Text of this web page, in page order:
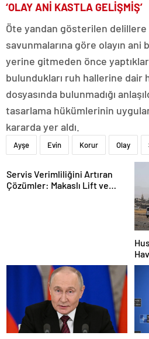
‘OLAY ANİ KASTLA GELİŞMİŞ’
Öte yandan gösterilen delillere
savunmalarına göre olayın
yerine gitmeden önce
bulundukları ruh hallerine dair
dosyasında bulunmadığı
tasarlama hükümlerinin
kararda yer aldı.
Ayşe Evin Korur Olay
Servis Verimliliğini Artıran
Çözümler: Makaslı Lift ve